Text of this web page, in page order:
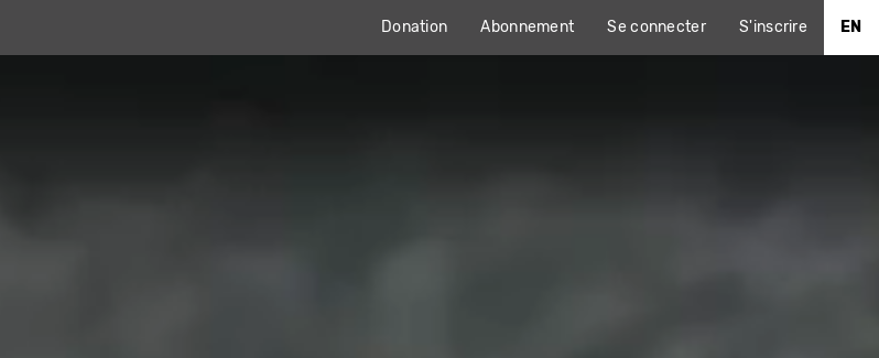
Donation Abonnement Se connecter S'inscrire EN